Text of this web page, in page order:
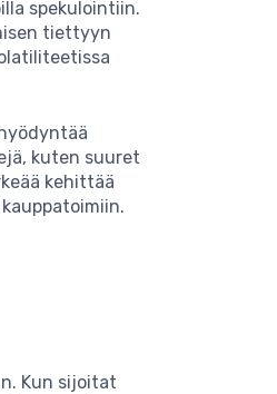
spekulointiin.
tiettyyn
kuten suuret
kehittää
Kun sijoitat